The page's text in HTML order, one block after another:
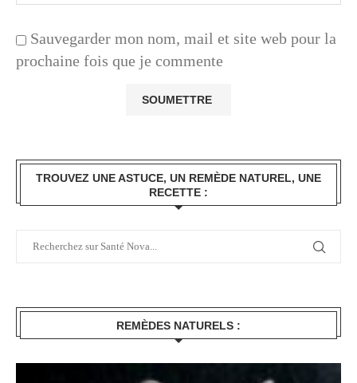
Sauvegarder mon nom, mail et site web pour la
prochaine fois que je commente
TROUVEZ UNE ASTUCE, UN REMÈDE NATUREL, UNE
RECETTE :
REMÈDES NATURELS :